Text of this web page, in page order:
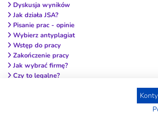
Dyskusja wyników
Jak działa JSA?
Pisanie prac - opinie
Wybierz antyplagiat
Wstęp do pracy
Zakończenie pracy
Jak wybrać firmę?
Czy to legalne?